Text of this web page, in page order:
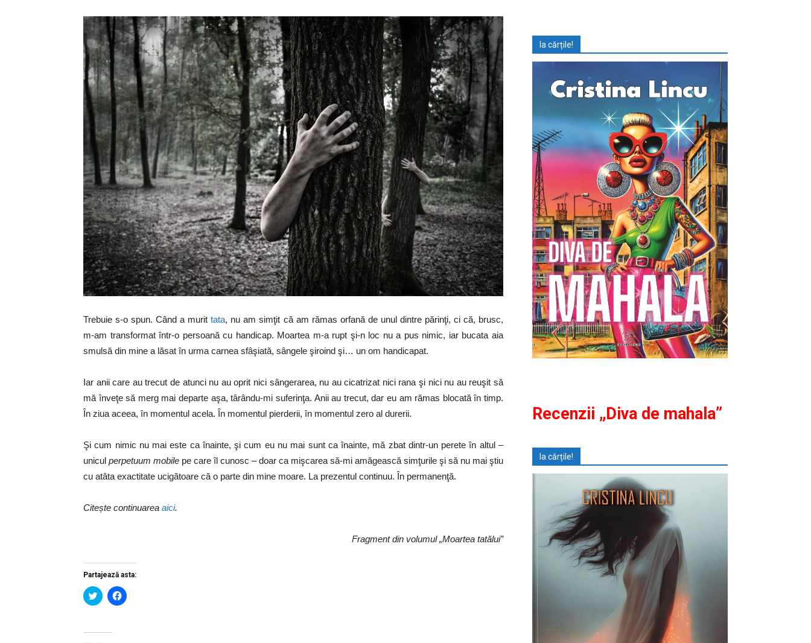
Trebuie s-o spun. Când a murittata, nu am simţit că am rămas orfană de unul dintre părinţi, ci că, brusc,
m-am transformat într-o persoană cu handicap. Moartea m-a rupt şi-n loc nu a pus nimic, iar bucata aia
smulsă din mine a lăsat în urma carnea sfâşiată, sângele şiroind şi… un om handicapat.
Iar anii care au trecut de atunci nu au oprit nici sângerarea, nu au cicatrizat nici rana şi nici nu au reuşit să
mă înveţe să merg mai departe aşa, târându-mi suferinţa. Anii au trecut, dar eu am rămas blocată în timp.
În ziua aceea, în momentul acela. În momentul pierderii, în momentul zero al durerii.
Şi cum nimic nu mai este ca înainte, şi cum eu nu mai sunt ca înainte, mă zbat dintr-un perete în altul –
unicul perpetuum mobile pe care îl cunosc – doar ca mişcarea să-mi amăgească simţurile şi să nu mai ştiu
cu atâta exactitate ucigătoare că o parte din mine moare. La prezentul continuu. În permanenţă.
Citește continuarea aici.
Fragment din volumul „Moartea tatălui”
Partajează asta:
Dă
clic
pe
Dă
clic
Ia cărțile!
Recenzii „Diva de mahala”
Ia cărțile!